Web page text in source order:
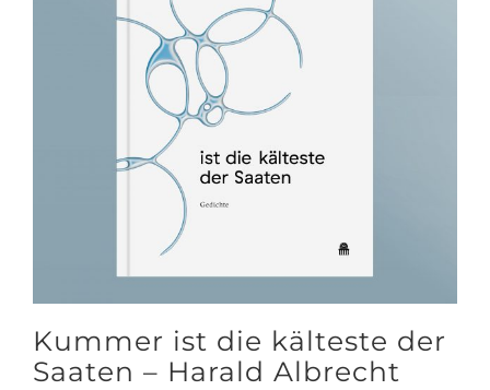
Kummer ist die kälteste der
Saaten – Harald Albrecht